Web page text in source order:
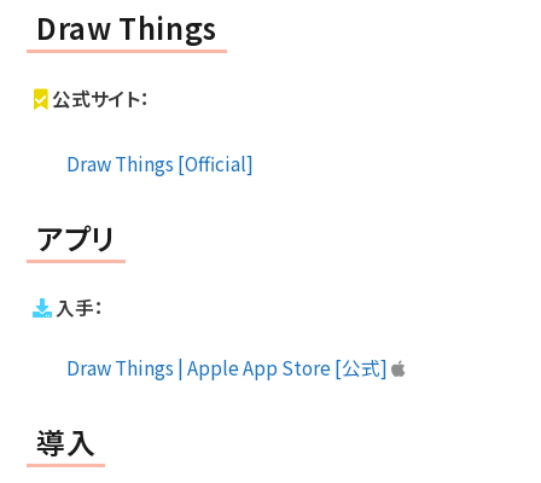
Draw Things
公式サイト：
Draw Things [Official]
アプリ
入手：
Draw Things | Apple App Store [公式]
導入